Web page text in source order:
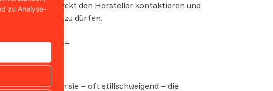
daher direkt den Hersteller kontaktieren und
verwenden zu dürfen.
Play-
so erwarten sie – oft stillschweigend – die
zu Analyse-